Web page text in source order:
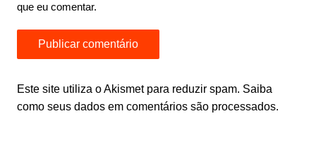
que eu comentar.
Este site utiliza o Akismet para reduzir spam. Saiba
como seus dados em comentários são processados.